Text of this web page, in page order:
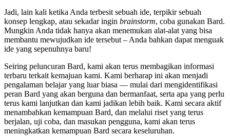
Jadi, lain kali ketika Anda terbesit sebuah ide, terpikir sebuah
konsep lengkap, atau sekadar ingin brainstorm, coba gunakan Bard.
Mungkin Anda tidak hanya akan menemukan alat-alat yang bisa
membantu mewujudkan ide tersebut – Anda bahkan dapat menguak
ide yang sepenuhnya baru!
Seiring peluncuran Bard, kami akan terus membagikan informasi
terbaru terkait kemajuan kami. Kami berharap ini akan menjadi
pengalaman belajar yang luar biasa — mulai dari mengidentifikasi
peran Bard yang akan berguna dan bermanfaat, serta apa yang perlu
terus kami lanjutkan dan kami jadikan lebih baik. Kami secara aktif
menambahkan kemampuan Bard, dan melalui riset yang terus
berjalan, uji coba, dan masukan pengguna, kami akan terus
meningkatkan kemampuan Bard secara keseluruhan.